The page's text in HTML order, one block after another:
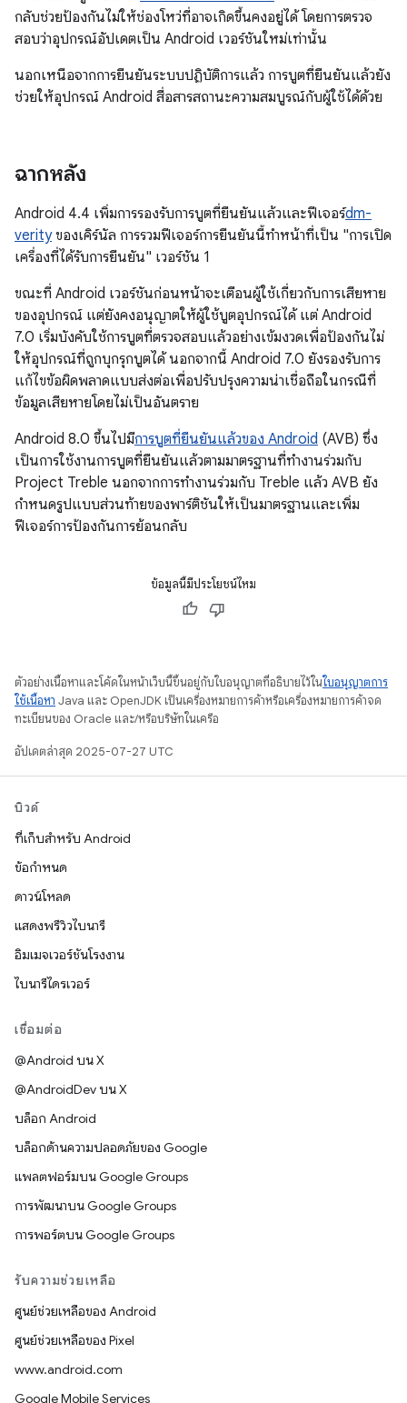
กลับช่วยป้องกันไม่ให้ช่องโหว่ที่อาจเกิดขึ้นคงอยู่ได้ โดยการตรวจ
สอบว่าอุปกรณ์อัปเดตเป็น Android เวอร์ชันใหม่เท่านั้น
นอกเหนือจากการยืนยันระบบปฏิบัติการแล้ว การบูตที่ยืนยันแล้วยัง
ช่วยให้อุปกรณ์ Android สื่อสารสถานะความสมบูรณ์กับผู้ใช้ได้ด้วย
ฉากหลัง
Android 4.4 เพิ่มการรองรับการบูตที่ยืนยันแล้วและฟีเจอร์dm-
verityของเคิร์นัล การรวมฟีเจอร์การยืนยันนี้ทำหน้าที่เป็น "การเปิด
เครื่องที่ได้รับการยืนยัน" เวอร์ชัน 1
ขณะที่ Android เวอร์ชันก่อนหน้าจะเตือนผู้ใช้เกี่ยวกับการเสียหาย
ของอุปกรณ์ แต่ยังคงอนุญาตให้ผู้ใช้บูตอุปกรณ์ได้ แต่ Android
7.0 เริ่มบังคับใช้การบูตที่ตรวจสอบแล้วอย่างเข้มงวดเพื่อป้องกันไม่
ให้อุปกรณ์ที่ถูกบุกรุกบูตได้ นอกจากนี้ Android 7.0 ยังรองรับการ
แก้ไขข้อผิดพลาดแบบส่งต่อเพื่อปรับปรุงความน่าเชื่อถือในกรณีที่
ข้อมูลเสียหายโดยไม่เป็นอันตราย
Android 8.0 ขึ้นไปมีการบูตที่ยืนยันแล้วของ Android (AVB) ซึ่ง
เป็นการใช้งานการบูตที่ยืนยันแล้วตามมาตรฐานที่ทำงานร่วมกับ
Project Treble นอกจากการทำงานร่วมกับ Treble แล้ว AVB ยัง
กำหนดรูปแบบส่วนท้ายของพาร์ติชันให้เป็นมาตรฐานและเพิ่ม
ฟีเจอร์การป้องกันการย้อนกลับ
ข้อมูลนี้มีประโยชน์ไหม
ตัวอย่างเนื้อหาและโค้ดในหน้าเว็บนี้ขึ้นอยู่กับใบอนุญาตที่อธิบายไว้ในใบอนุญาตการ
ใช้เนื้อหา Java และ OpenJDK เป็นเครื่องหมายการค้าหรือเครื่องหมายการค้าจด
ทะเบียนของ Oracle และ/หรือบริษัทในเครือ
อัปเดตล่าสุด 2025-07-27 UTC
บิวด์
ที่เก็บสำหรับ Android
ข้อกำหนด
ดาวน์โหลด
แสดงพรีวิวไบนารี
อิมเมจเวอร์ชันโรงงาน
ไบนารีไดรเวอร์
เชื่อมต่อ
@Android บน X
@AndroidDev บน X
บล็อก Android
บล็อกด้านความปลอดภัยของ Google
แพลตฟอร์มบน Google Groups
การพัฒนาบน Google Groups
การพอร์ตบน Google Groups
รับความช่วยเหลือ
ศูนย์ช่วยเหลือของ Android
ศูนย์ช่วยเหลือของ Pixel
www.android.com
Google Mobile Services